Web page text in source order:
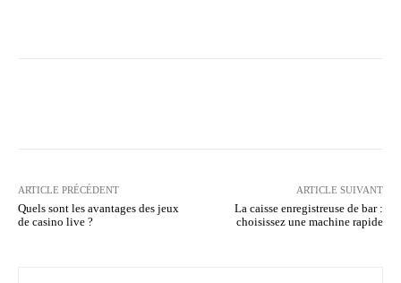
ARTICLE PRÉCÉDENT
Quels sont les avantages des jeux
de casino live ?
ARTICLE SUIVANT
La caisse enregistreuse de bar :
choisissez une machine rapide